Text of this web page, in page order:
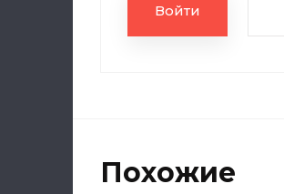
Войти
Похожие